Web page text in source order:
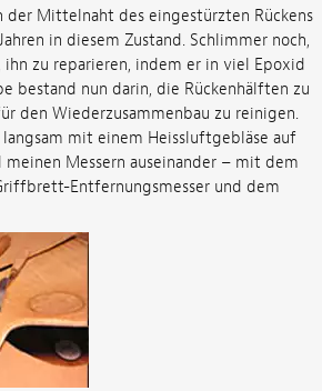
der Mittelnaht des eingestürzten Rückens
in diesem Zustand. Schlimmer noch,
zu reparieren, indem er in viel Epoxid
bestand nun darin, die Rückenhälften zu
den Wiederzusammenbau zu reinigen.
mit einem Heissluftgebläse auf
Messern auseinander – mit dem
Entfernungsmesser und dem